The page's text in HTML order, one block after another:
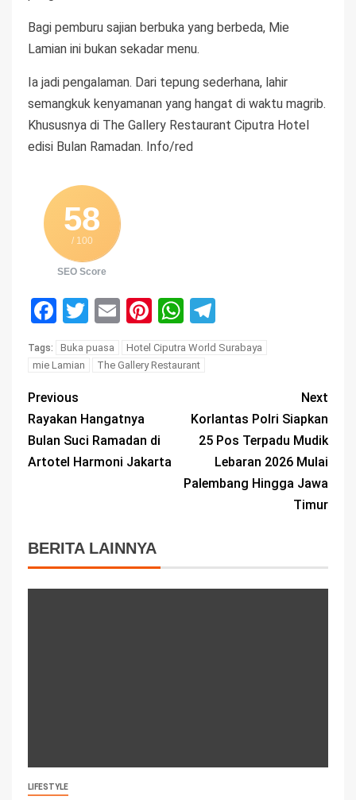
Bagi pemburu sajian berbuka yang berbeda, Mie
Lamian ini bukan sekadar menu.
Ia jadi pengalaman. Dari tepung sederhana, lahir
semangkuk kenyamanan yang hangat di waktu magrib.
Khususnya di The Gallery Restaurant Ciputra Hotel
edisi Bulan Ramadan. Info/red
58
/ 100
SEO Score
Facebook
Twitter
EmailPinterest
WhatsApp
Tags: Buka puasa
Hotel Ciputra World Surabaya
mie Lamian
The Gallery Restaurant
Previous
Rayakan Hangatnya
Bulan Suci Ramadan di
Artotel Harmoni Jakarta
Next
Korlantas Polri Siapkan
25 Pos Terpadu Mudik
Lebaran 2026 Mulai
Palembang Hingga Jawa
Timur
BERITA LAINNYA
LIFESTYLE